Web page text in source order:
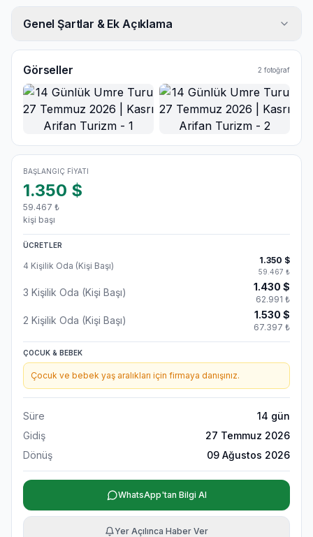
Genel Şartlar & Ek Açıklama
Görseller 2 fotoğraf
BAŞLANGIÇ FIYATI
1.350 $
59.467 ₺
kişi başı
ÜCRETLER
4 Kişilik Oda (Kişi Başı)
1.350 $
59.467 ₺
3 Kişilik Oda (Kişi Başı) 1.430 $
62.991 ₺
2 Kişilik Oda (Kişi Başı) 1.530 $
67.397 ₺
ÇOCUK & BEBEK
Çocuk ve bebek yaş aralıkları için firmaya danışınız.
Süre 14 gün
Gidiş
27 Temmuz 2026
Dönüş
09 Ağustos 2026
WhatsApp'tan Bilgi Al
Yer Açılınca Haber Ver